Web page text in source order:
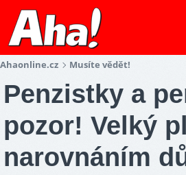
Ahaonline.cz Musíte vědět!
Penzistky a
pozor! Velký
narovnáním